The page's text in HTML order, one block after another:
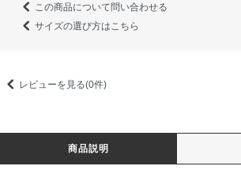
この商品について問い合わせる
サイズの選び方はこちら
レビューを見る(0件)
商品説明